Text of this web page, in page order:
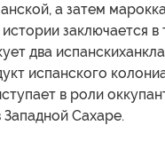
а затем
заключается в
два
испанского
в роли
Западной Сахаре.